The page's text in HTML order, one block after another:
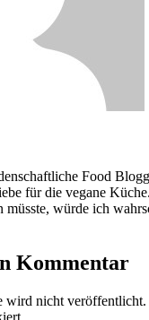
Food
für die vegane
müsste, würde ich
Kommentar
wird nicht veröffentlicht.